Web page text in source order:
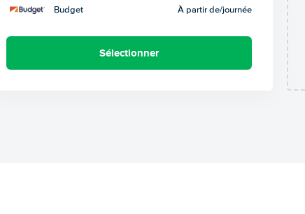
Budget À partir de/journée
Sélectionner